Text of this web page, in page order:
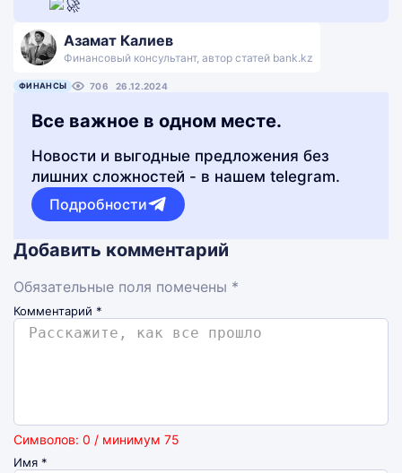
Азамат Калиев
Финансовый консультант, автор статей bank.kz
ФИНАНСЫ 706 26.12.2024
Все важное в одном месте.
Новости и выгодные предложения без
лишних сложностей - в нашем telegram.
Подробности
Добавить комментарий
Обязательные поля помечены *
Комментарий *
Символов: 0 / минимум 75
Имя *